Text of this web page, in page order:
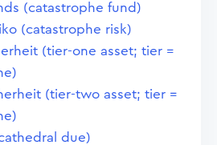
(catastrophe fund)
(catastrophe risk)
(tier-one asset; tier =
(tier-two asset; tier =
due)